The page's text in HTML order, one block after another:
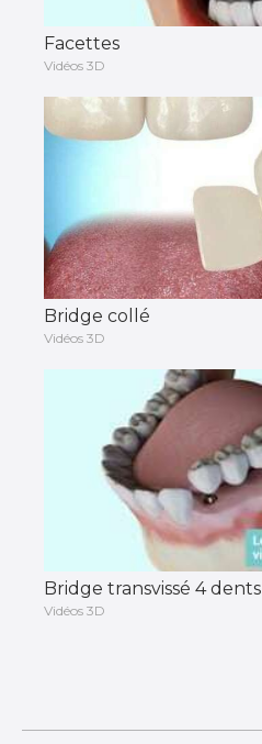
Facettes
Vidéos 3D
Bridge collé
Vidéos 3D
Bridge transvissé 4 dents
Vidéos 3D